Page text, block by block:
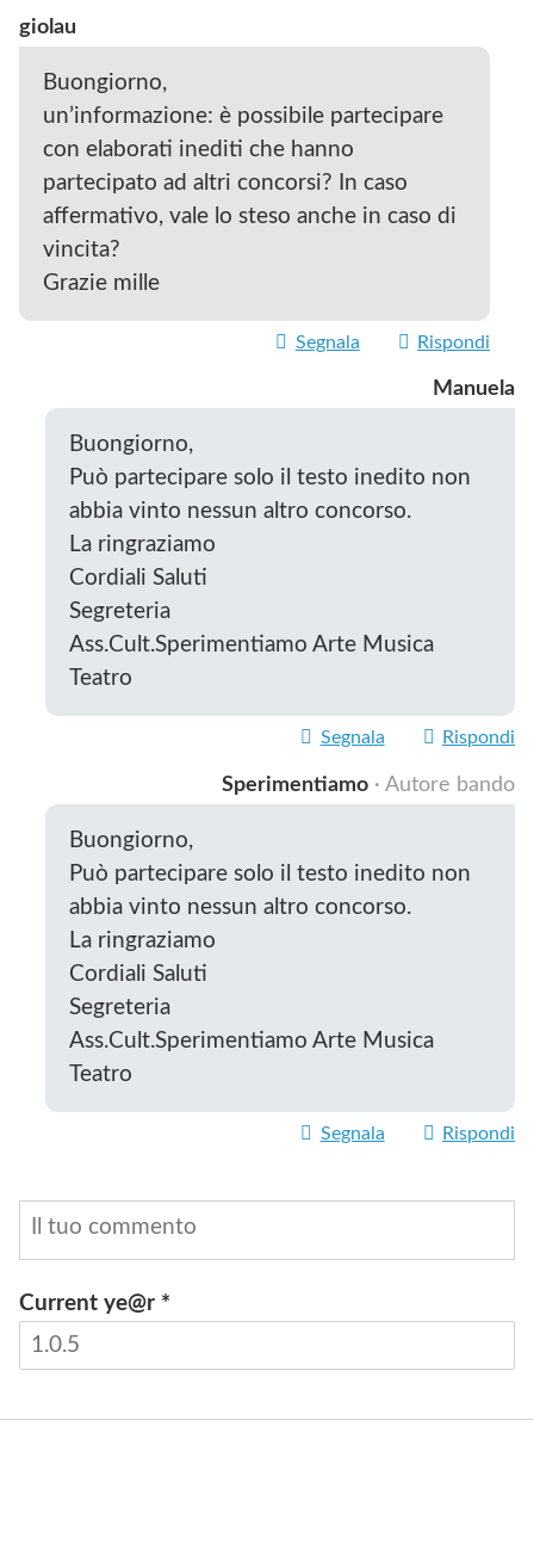
giolau
Buongiorno,
un’informazione: è possibile partecipare
con elaborati inediti che hanno
partecipato ad altri concorsi? In caso
affermativo, vale lo steso anche in caso di
vincita?
Grazie mille
Segnala Rispondi
Manuela
Buongiorno,
Può partecipare solo il testo inedito non
abbia vinto nessun altro concorso.
La ringraziamo
Cordiali Saluti
Segreteria
Ass.Cult.Sperimentiamo Arte Musica
Teatro
Segnala Rispondi
Sperimentiamo · Autore bando
Buongiorno,
Può partecipare solo il testo inedito non
abbia vinto nessun altro concorso.
La ringraziamo
Cordiali Saluti
Segreteria
Ass.Cult.Sperimentiamo Arte Musica
Teatro
Segnala Rispondi
Current ye@r *